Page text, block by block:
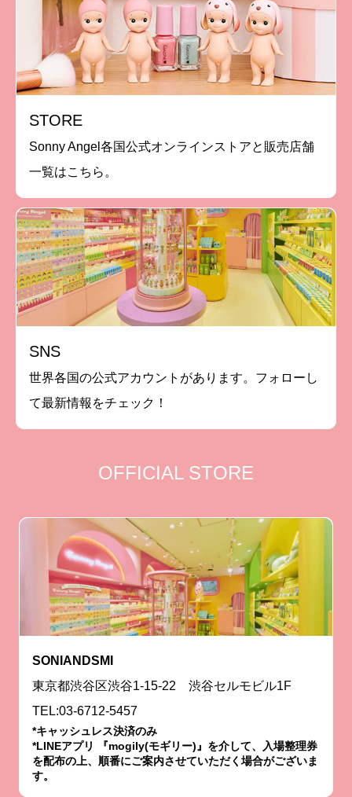
STORE
Sonny Angel各国公式オンラインストアと販売店舗
一覧はこちら。
SNS
世界各国の公式アカウントがあります。フォローし
て最新情報をチェック！
OFFICIAL STORE
SONIANDSMI
東京都渋谷区渋谷1-15-22 渋谷セルモビル1F
TEL:03-6712-5457
*キャッシュレス決済のみ
*LINEアプリ 『mogily(モギリー)』を介して、入場整理券
を配布の上、順番にご案内させていただく場合がございま
す。